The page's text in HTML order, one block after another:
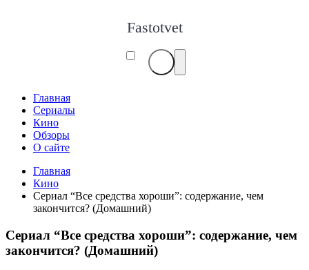
Fastotvet
Главная
Сериалы
Кино
Обзоры
О сайте
Главная
Кино
Сериал “Все средства хороши”: содержание, чем
закончится? (Домашний)
Сериал “Все средства хороши”: содержание, чем
закончится? (Домашний)